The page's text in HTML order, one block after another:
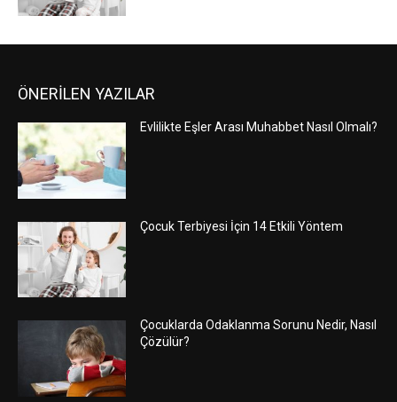
ÖNERİLEN YAZILAR
Evlilikte Eşler Arası Muhabbet Nasıl Olmalı?
Çocuk Terbiyesi İçin 14 Etkili Yöntem
Çocuklarda Odaklanma Sorunu Nedir, Nasıl
Çözülür?